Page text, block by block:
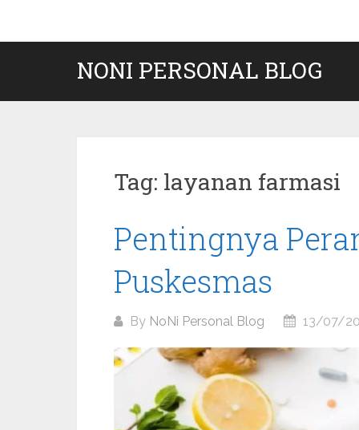
content
NONI PERSONAL BLOG
Tag: layanan farmasi
Pentingnya
Puskesmas
By NoNi Personal Blog 13/07/